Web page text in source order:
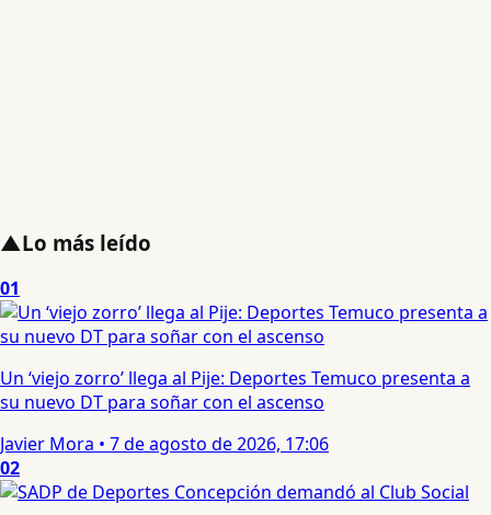
▲Lo más leído
01
Un ‘viejo zorro’ llega al Pije: Deportes Temuco presenta a
su nuevo DT para soñar con el ascenso
Javier Mora • 7 de agosto de 2026, 17:06
02